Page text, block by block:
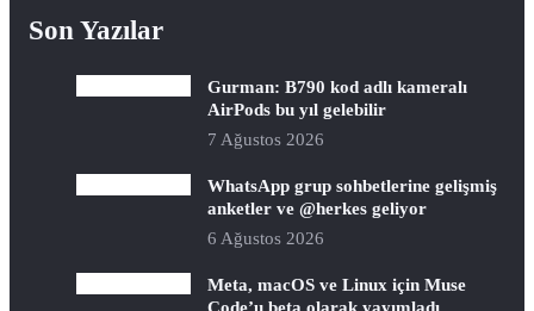
Son Yazılar
Gurman: B790 kod adlı kameralı
AirPods bu yıl gelebilir
7 Ağustos 2026
WhatsApp grup sohbetlerine gelişmiş
anketler ve @herkes geliyor
6 Ağustos 2026
Meta, macOS ve Linux için Muse